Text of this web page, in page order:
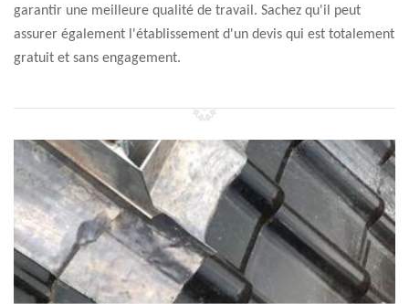
garantir une meilleure qualité de travail. Sachez qu'il peut
assurer également l'établissement d'un devis qui est totalement
gratuit et sans engagement.